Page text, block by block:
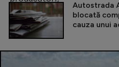
Autostrada
blocată
cauza unui